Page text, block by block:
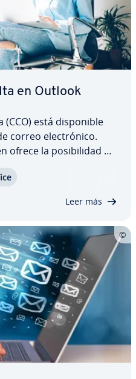
en Outlook
(CCO) está di­s­po­ni­ble
correo ele­c­tró­ni­co.
ofrece la po­si­bi­li­dad de
reales del
Leer más